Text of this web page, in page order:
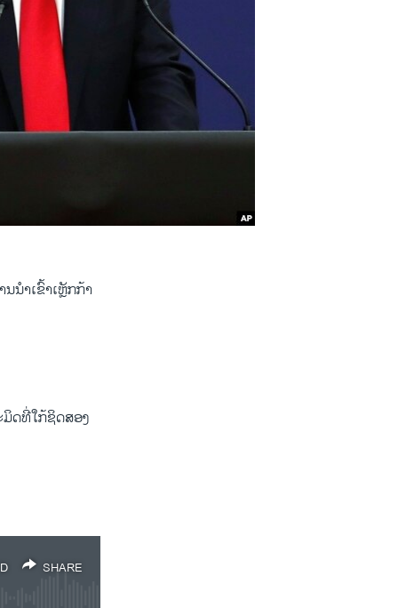
ນຳ​ເຂົ້າ​ເຫຼັກ​ກ້າ​
ດທີ່ໃກ້ຊິດສອງ
SHARE